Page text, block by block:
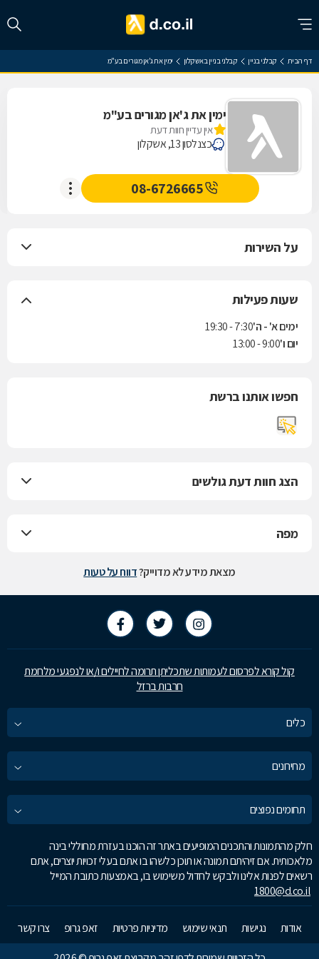
דף הבית קבלני בניין קבלני בניין באשקלון ימין את ג'אן מגורים בע"מ
ימין את ג'אן מגורים בע"מ
אין עדיין חוות דעת
כצנלסון 13, אשקלון
08-6726665
על השירות
שעות פעילות
ימים א' - ה'7:30 - 19:30
יום ו'9:00 - 13:00
חפשו אותנו ברשת
הצג חוות דעת גולשים
מפה
מצאת מידע לא מדוייק?דווח על טעות
קול קורא לפרסום לעמותות שתכליתן תרומה לחיילים ו/או לנפגעי מלחמת
חרבות ברזל
כלים
מחירונים
תחומים נפוצים
חלק מהתמונות והתכנים המופיעים באתר זה הוכנו בעזרת מחוללי בינה
מלאכותית. אם זיהיתם תמונה או תוכן כלשהו בו אתם בעלי זכויות יוצרים, אתם
רשאים לפנות אלינו ולבקש לחדול משימוש בו, באמצעות כתובת המייל
1800@d.co.il
אודות נגישות תנאי שימוש מדיניות פרטיות זאפ גרופ
צרו קשר